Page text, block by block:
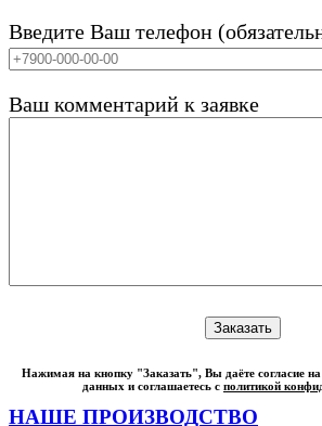
Введите Ваш телефон
Ваш комментарий к заявке
Нажимая на кнопку "Заказать", Вы даёте согласие
данных и соглашаетесь с политикой
НАШЕ ПРОИЗВОДСТВО